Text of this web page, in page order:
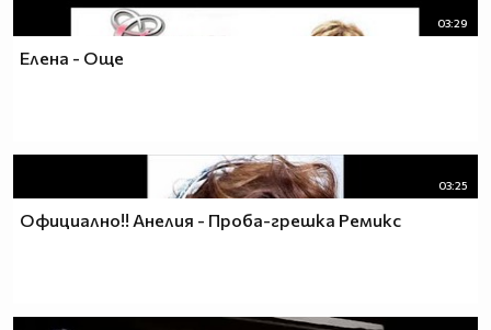
03:29
Елена - Още
03:25
Официално!! Анелия - Проба-грешка Ремикс